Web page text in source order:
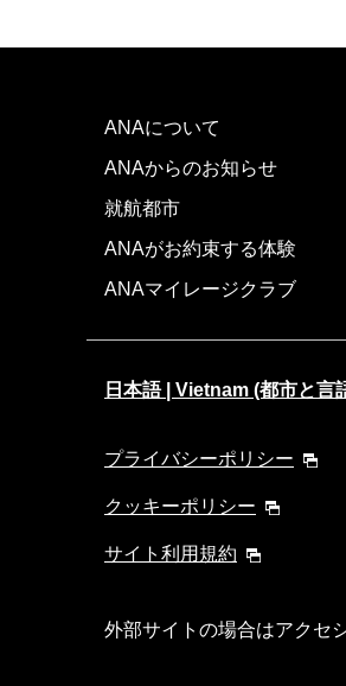
ANAについて
ANAからのお知らせ
就航都市
ANAがお約束する体験
ANAマイレージクラブ
日本語 | Vietnam (都市と言
プライバシーポリシー
クッキーポリシー
サイト利用規約
外部サイトの場合はアクセ